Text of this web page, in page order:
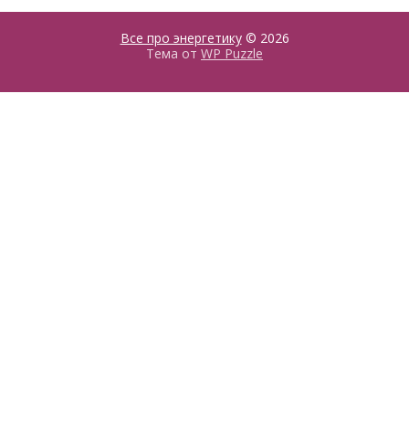
Все про энергетику© 2026
Тема от WP Puzzle